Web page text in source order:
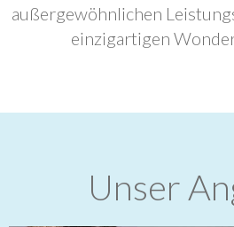
außergewöhnlichen
einzigartigen
Unser